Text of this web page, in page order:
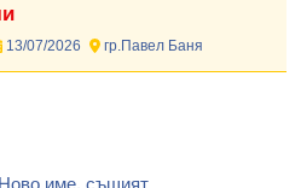
13/07/2026 гр.Павел Баня
име, същият